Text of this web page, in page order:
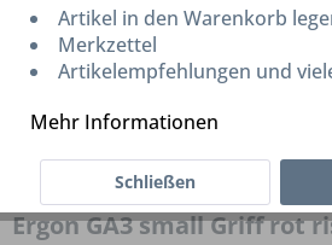
Ergon GA3 small Griff rot
Artikel in den Warenkorb
Merkzettel
Artikelempfehlungen und
Mehr Informationen
Schließen